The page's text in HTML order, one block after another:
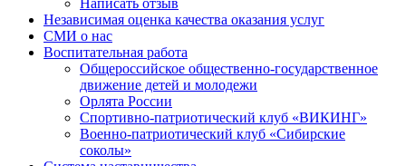
Написать отзыв
Независимая оценка качества оказания услуг
СМИ о нас
Воспитательная работа
Общероссийское общественно-государственное
движение детей и молодежи
Орлята России
Спортивно-патриотический клуб «ВИКИНГ»
Военно-патриотический клуб «Сибирские
соколы»